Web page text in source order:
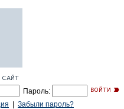
Пароль:
Забыли пароль?